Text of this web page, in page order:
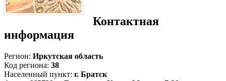
Контактная
информация
Регион: Иркутская область
Код региона: 38
Населенный пункт: г. Братск